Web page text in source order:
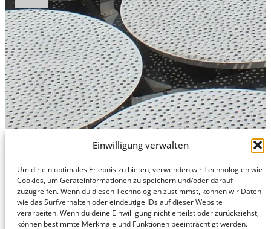
Einwilligung verwalten
Um dir ein optimales Erlebnis zu bieten, verwenden wir Technologien wie
Cookies, um Geräteinformationen zu speichern und/oder darauf
zuzugreifen. Wenn du diesen Technologien zustimmst, können wir Daten
wie das Surfverhalten oder eindeutige IDs auf dieser Website
verarbeiten. Wenn du deine Einwilligung nicht erteilst oder zurückziehst,
können bestimmte Merkmale und Funktionen beeinträchtigt werden.
Hamburg
honert
hamburg
PartG mbB
Munich
honert
münchen
PartG mbB
Privacy Policy
Legal Notice